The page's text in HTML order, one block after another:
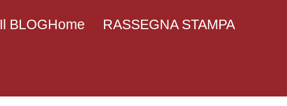
Il BLOGHome RASSEGNA STAMPA